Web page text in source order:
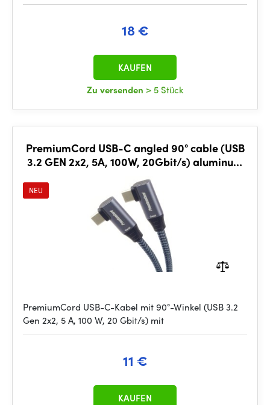
18 €
Zu versenden > 5 Stück
KAUFEN
PremiumCord USB-C angled 90° cable (USB
3.2 GEN 2x2, 5A, 100W, 20Gbit/s) aluminum
caps, cotton braid, 1m
NEU
PremiumCord USB-C-Kabel mit 90°-Winkel (USB 3.2
Gen 2x2, 5 A, 100 W, 20 Gbit/s) mit
11 €
KAUFEN